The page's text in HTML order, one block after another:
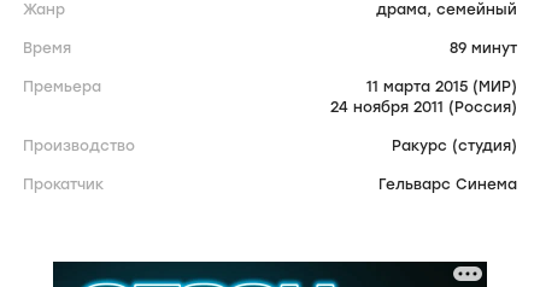
Жанр драма, семейный
Время 89 минут
Премьера
11 марта 2015 (МИР)
24 ноября 2011 (Россия)
Производство Ракурс (студия)
Прокатчик Гельварс Синема